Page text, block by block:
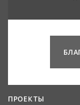
ПРОЕКТЫ